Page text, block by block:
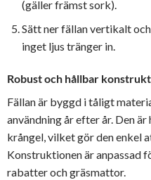
(gäller främst sork).
Sätt ner fällan vertikalt
inget ljus tränger in.
Robust och hållbar
Fällan är byggd i tåligt
användning år efter år. Den
krångel, vilket gör den enkel
Konstruktionen är anpassad
rabatter och gräsmattor.